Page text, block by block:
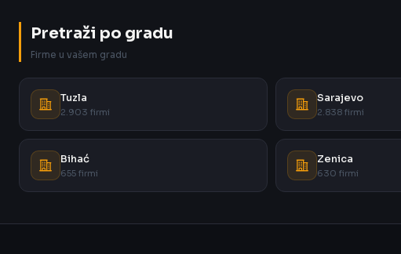
Pretraži po gradu
Firme u vašem gradu
Tuzla
2.903 firmi
Sarajevo
2.838 firmi
Bihać
655 firmi
Zenica
630 firmi